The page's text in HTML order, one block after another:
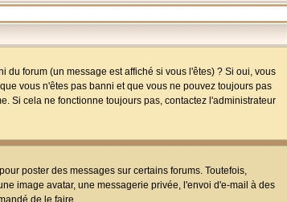
du forum (un message est affiché si vous l'êtes) ? Si oui, vous
vous n'êtes pas banni et que vous ne pouvez toujours pas
Si cela ne fonctionne toujours pas, contactez l'administrateur
poster des messages sur certains forums. Toutefois,
image avatar, une messagerie privée, l'envoi d'e-mail à des
de le faire.